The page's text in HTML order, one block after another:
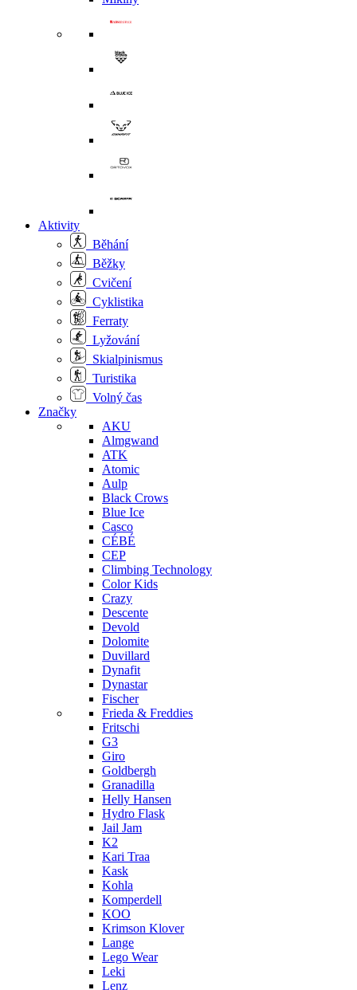
Aktivity
Běhání
Běžky
Cvičení
Cyklistika
Ferraty
Lyžování
Skialpinismus
Turistika
Volný čas
Značky
AKU
Almgwand
ATK
Atomic
Aulp
Black Crows
Blue Ice
Casco
CÉBÉ
CEP
Climbing Technology
Color Kids
Crazy
Descente
Devold
Dolomite
Duvillard
Dynafit
Dynastar
Fischer
Frieda & Freddies
Fritschi
G3
Giro
Goldbergh
Granadilla
Helly Hansen
Hydro Flask
Jail Jam
K2
Kari Traa
Kask
Kohla
Komperdell
KOO
Krimson Klover
Lange
Lego Wear
Leki
Lenz